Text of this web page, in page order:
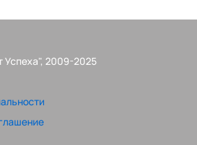
Успеха", 2009-2025